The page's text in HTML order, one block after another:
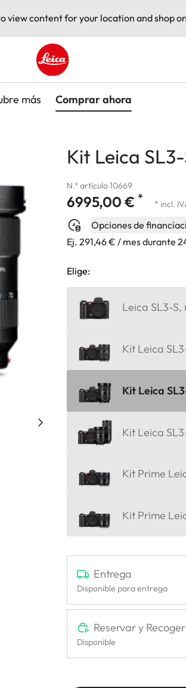
view content for your location and shop
Leica logo - Home
más Comprar ahora
Kit Leica
N.º artículo 10669
6995,00 € * * incl.
Opciones de
Ej. 291,46 € / mes durante
Elige:
Leica SL3-S,
Kit Leica
Kit Leica
Kit Leica
Kit Prime
Kit Prime
Entrega
Disponible para entrega
Reservar y Recoger
Disponible